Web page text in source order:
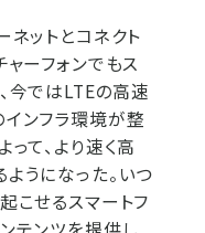
ネットとコネクト
ーフォンでもス
今ではLTEの高速
ンフラ環境が整
て、より速く高
うになった。いつ
こせるスマートフ